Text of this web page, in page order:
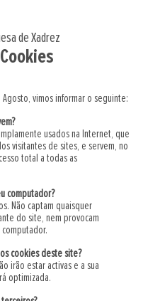
de Xadrez
vimos informar o seguinte:
usados na Internet, que
visitantes de sites, e servem, no
total a todas as
computador?
Não captam quaisquer
do site, nem provocam
cookies deste site?
irão estar activas e a sua
optimizada.